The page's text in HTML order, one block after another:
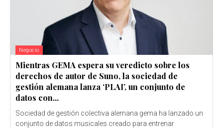
Negocio
Mientras GEMA espera su veredicto sobre los
derechos de autor de Suno, la sociedad de
gestión alemana lanza ‘PLAI’, un conjunto de
datos con...
Sociedad de gestión colectiva alemana gema ha lanzado un
conjunto de datos musicales creado para entrenar